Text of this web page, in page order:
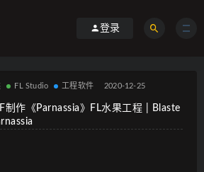
登录
FL Studio 工程软件 2020-12-25
制作《Parnassia》FL水果工程 | Blaste